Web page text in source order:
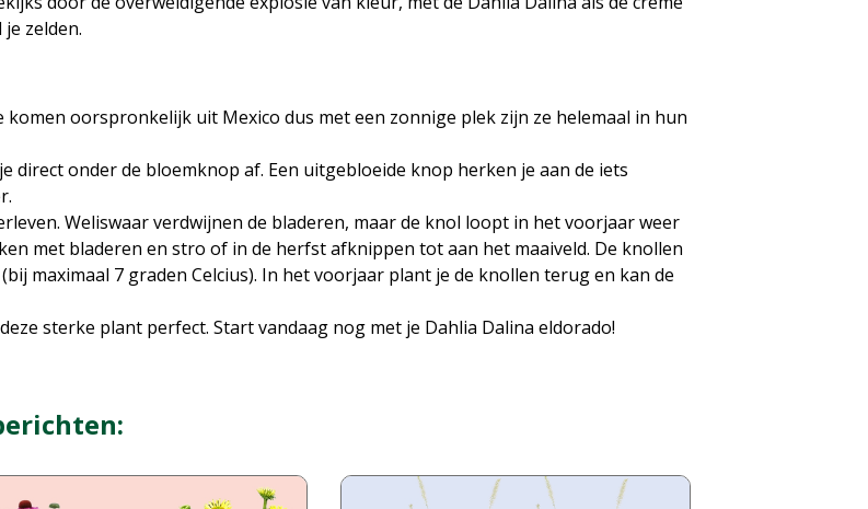
zelden.
komen oorspronkelijk uit Mexico dus met een zonnige plek zijn ze helemaal in hun
direct onder de bloemknop af. Een uitgebloeide knop herken je aan de iets
Weliswaar verdwijnen de bladeren, maar de knol loopt in het voorjaar weer
met bladeren en stro of in de herfst afknippen tot aan het maaiveld. De knollen
maximaal 7 graden Celcius). In het voorjaar plant je de knollen terug en kan de
sterke plant perfect. Start vandaag nog met je Dahlia Dalina eldorado!